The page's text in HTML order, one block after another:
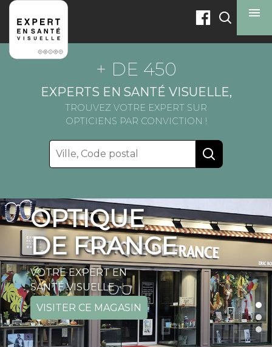
menu
OPTIQUE
DE FRANCE
VOTRE EXPERT EN
SANTÉ VISUELLE
VISITER CE MAGASIN
+ DE 450
EXPERTS EN SANTÉ VISUELLE,
TROUVEZ VOTRE EXPERT SUR
OPTICIENS PAR CONVICTION !